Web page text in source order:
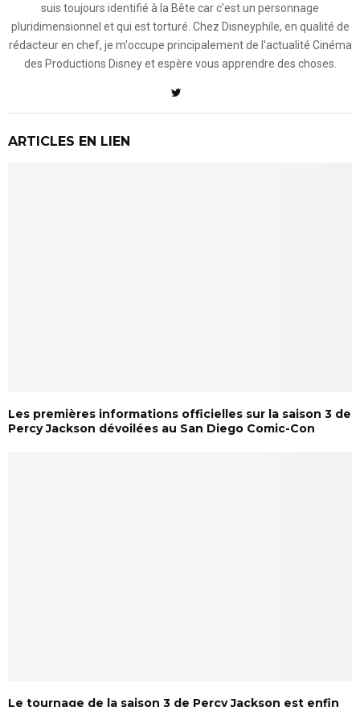
suis toujours identifié à la Bête car c'est un personnage
pluridimensionnel et qui est torturé. Chez Disneyphile, en qualité de
rédacteur en chef, je m'occupe principalement de l'actualité Cinéma
des Productions Disney et espère vous apprendre des choses.
ARTICLES EN LIEN
Les premières informations officielles sur la saison 3 de
Percy Jackson dévoilées au San Diego Comic-Con
Le tournage de la saison 3 de Percy Jackson est enfin